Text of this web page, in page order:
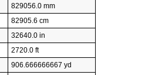
829056.0 mm
82905.6 cm
32640.0 in
2720.0 ft
906.666666667 yd